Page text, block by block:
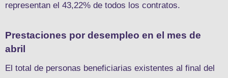
representan el 43,22% de todos los contratos.
Prestaciones por desempleo en el mes de
abril
El total de personas beneficiarias existentes al final del